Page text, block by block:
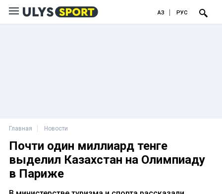
ҚАЗ РУС
Главная Новости
Почти один миллиард тенге
выделил Казахстан на Олимпиаду
в Париже